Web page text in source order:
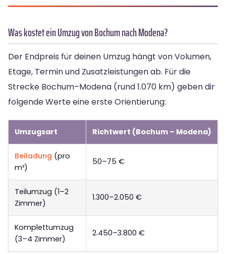
Was kostet ein Umzug von Bochum nach Modena?
Der Endpreis für deinen Umzug hängt von Volumen,
Etage, Termin und Zusatzleistungen ab. Für die
Strecke Bochum–Modena (rund 1.070 km) geben dir
folgende Werte eine erste Orientierung:
Umzugsart Richtwert (Bochum – Modena)
Beiladung (pro
m³)
50–75 €
Teilumzug (1–2
Zimmer)
1.300–2.050 €
Komplettumzug
(3–4 Zimmer)
2.450–3.800 €